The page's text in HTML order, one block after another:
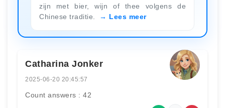
zijn met bier, wijn of thee volgens de
Chinese traditie.
Lees meer
Catharina Jonker
2025-06-20 20:45:57
Count answers : 42